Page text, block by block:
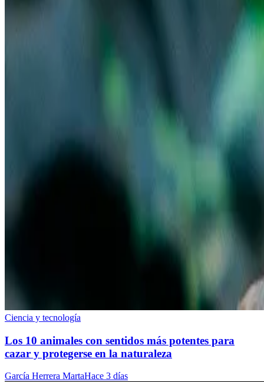
Ciencia y tecnología
Los 10 animales con sentidos más potentes para
cazar y protegerse en la naturaleza
García Herrera MartaHace 3 días